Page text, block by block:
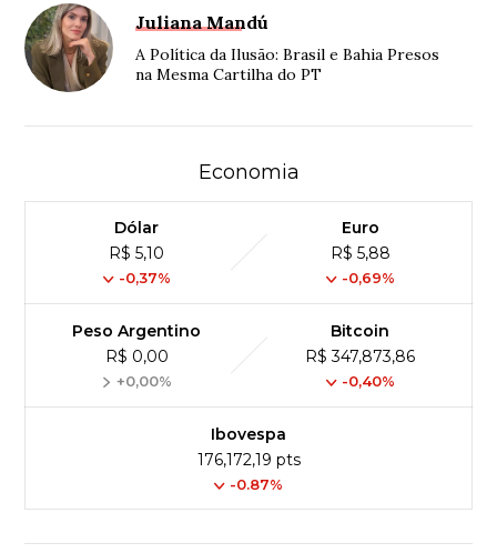
Juliana Mandú
A Política da Ilusão: Brasil e Bahia Presos
na Mesma Cartilha do PT
Economia
Dólar
R$ 5,10
-0,37%
Euro
R$ 5,88
-0,69%
Peso Argentino
R$ 0,00
+0,00%
Bitcoin
R$ 347,873,86
-0,40%
Ibovespa
176,172,19 pts
-0.87%